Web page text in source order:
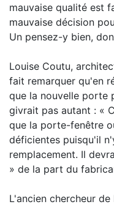
mauvaise qualité est
mauvaise décision
Un pensez-y bien,
Louise Coutu,
fait remarquer qu'en
que la nouvelle porte
givrait pas autant : «
que la porte-fenêtre
déficientes puisqu'il
remplacement. Il
» de la part du
L'ancien chercheur de